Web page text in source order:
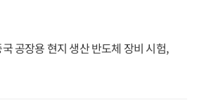
공장용 현지 생산 반도체 장비 시험,